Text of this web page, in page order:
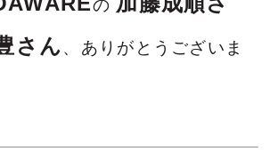
の
さん、ありがとうございま